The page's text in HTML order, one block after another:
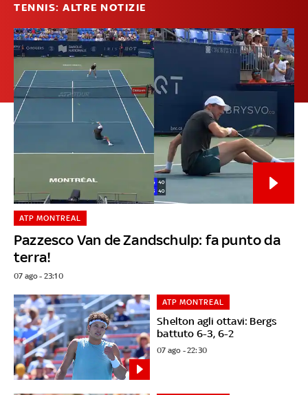
TENNIS: ALTRE NOTIZIE
Pazzesco Van de Zandschulp: fa punto da
terra!
ATP MONTREAL
07 ago - 23:10
Shelton agli ottavi: Bergs
battuto 6-3, 6-2
ATP MONTREAL
07 ago - 22:30